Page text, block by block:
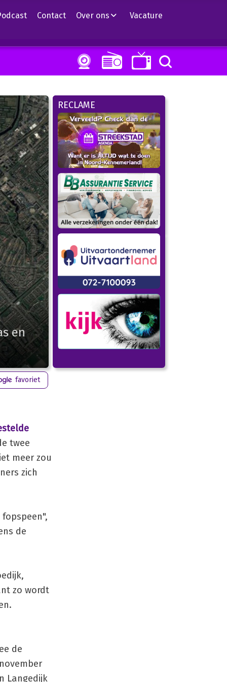
Contact Over ons Vacature
RECLAME
en
favoriet
twee
meer zou
zich
de
zo wordt
de
Langedijk